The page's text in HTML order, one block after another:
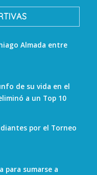
Almada entre
de su vida en el
a un Top 10
por el Torneo
para sumarse a